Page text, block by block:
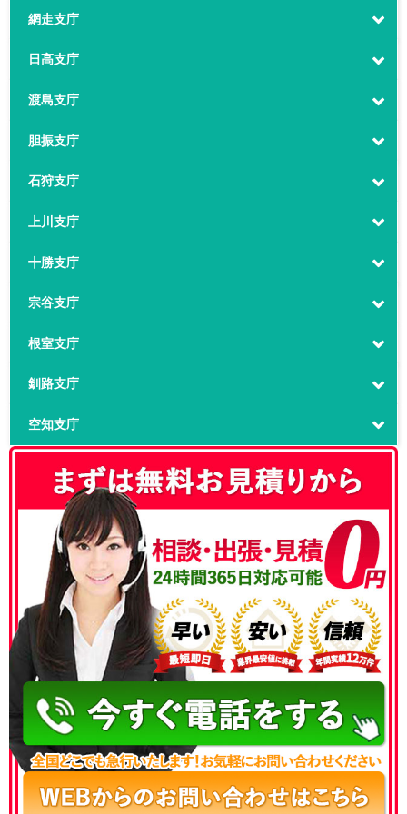
網走支庁
日高支庁
渡島支庁
胆振支庁
石狩支庁
上川支庁
十勝支庁
宗谷支庁
根室支庁
釧路支庁
空知支庁
050-3186-4780